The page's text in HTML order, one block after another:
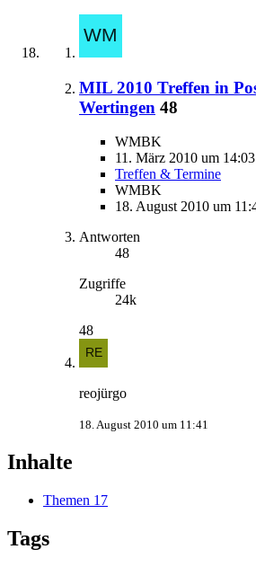
MIL 2010 Treffen in
Wertingen 48
WMBK
11. März 2010 um 14:03
Treffen & Termine
WMBK
18. August 2010 um
Antworten
48
Zugriffe
24k
48
reojürgo
18. August 2010 um 11:41
Inhalte
Themen 17
Tags